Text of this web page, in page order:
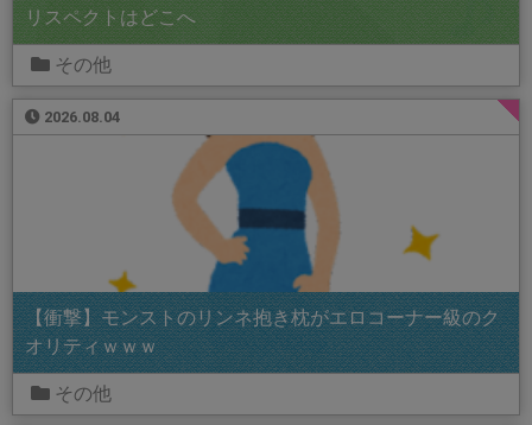
リスペクトはどこへ
その他
2026.08.04
【衝撃】モンストのリンネ抱き枕がエロコーナー級のク
オリティｗｗｗ
その他